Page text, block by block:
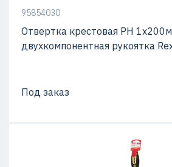
95854030
Отвертка крестовая PH
двухкомпонентная рукоятка
Под заказ